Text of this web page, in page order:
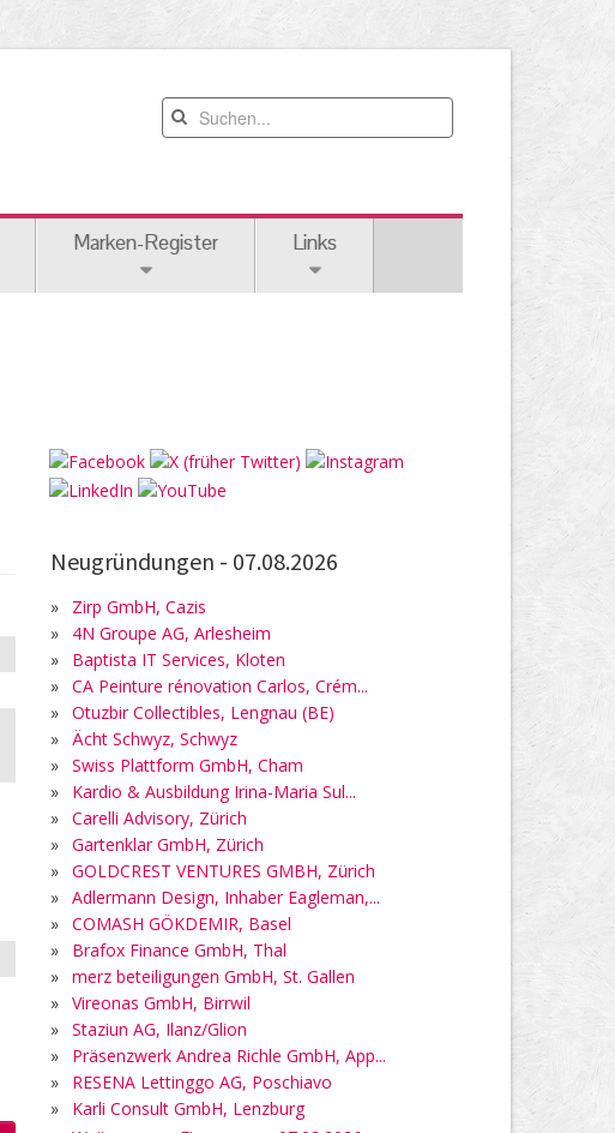
Marken-Register Links
Neugründungen - 07.08.2026
»
Zirp GmbH, Cazis
»
4N Groupe AG, Arlesheim
»
Baptista IT Services, Kloten
» CA Peinture rénovation Carlos, Crém...
» Otuzbir Collectibles, Lengnau (BE)
»
Ächt Schwyz, Schwyz
» Swiss Plattform GmbH, Cham
»
Kardio & Ausbildung Irina-Maria Sul...
» Carelli Advisory, Zürich
» Gartenklar GmbH, Zürich
» GOLDCREST VENTURES GMBH, Zürich
» Adlermann Design, Inhaber Eagleman,...
» COMASH GÖKDEMIR, Basel
»
Brafox Finance GmbH, Thal
» merz beteiligungen GmbH, St. Gallen
» Vireonas GmbH, Birrwil
» Staziun AG, Ilanz/Glion
»
Präsenzwerk Andrea Richle GmbH, App...
»
RESENA Lettinggo AG, Poschiavo
»
Karli Consult GmbH, Lenzburg